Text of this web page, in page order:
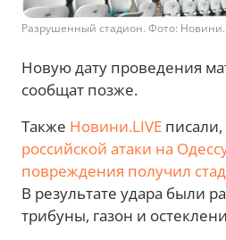
Разрушенный стадион. Фото:
Новую дату проведения
сообщат позже.
Также Новини.LIVE
российской атаки на
повреждения получил
В результате удара были
трибуны, газон и